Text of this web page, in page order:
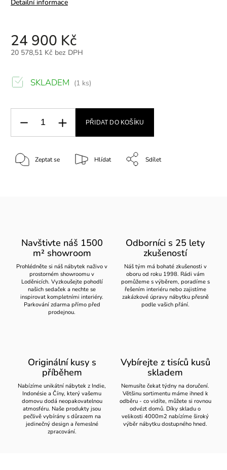
Detailní informace
24 900 Kč
20 578,51 Kč bez DPH
SKLADEM (1 ks)
PŘIDAT DO KOŠÍKU
Zeptat se Hlídat Sdílet
Navštivte náš 1500
m² showroom
Prohlédněte si náš nábytek naživo v
prostorném showroomu v
Loděnicích. Vyzkoušejte pohodlí
našich sedaček a nechte se
inspirovat kompletními interiéry.
Parkování zdarma přímo před
prodejnou.
Odborníci s 25 lety
zkušeností
Náš tým má bohaté zkušenosti v
oboru od roku 1998. Rádi vám
pomůžeme s výběrem, poradíme s
řešením interiéru nebo zajistíme
zakázkové úpravy nábytku přesně
podle vašich přání.
Originální kusy s
příběhem
Nabízíme unikátní nábytek z Indie,
Indonésie a Číny, který vašemu
domovu dodá neopakovatelnou
atmosféru. Naše produkty jsou
pečlivě vybírány s důrazem na
jedinečný design a řemeslné
zpracování.
Vybírejte z tisíců kusů
skladem
Nemusíte čekat týdny na doručení.
Většinu sortimentu máme ihned k
odběru - co vidíte, můžete si rovnou
odvézt domů. Díky skladu o
velikosti 4000m2 nabízíme široký
výběr nábytku dostupného hned.